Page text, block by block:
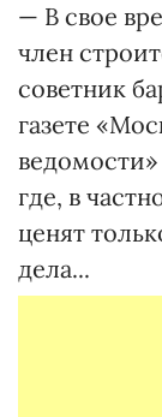
— В свое
член
советник
газете
где, в
ценят
дела...